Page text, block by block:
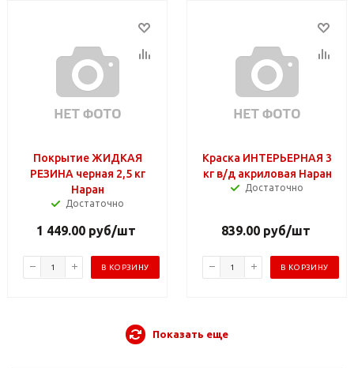
Покрытие ЖИДКАЯ
РЕЗИНА черная 2,5 кг
Наран
Достаточно
1 449.00 руб/шт
В КОРЗИНУ
Краска ИНТЕРЬЕРНАЯ 3
кг в/д акриловая Наран
Достаточно
839.00руб/шт
В КОРЗИНУ
Показать еще